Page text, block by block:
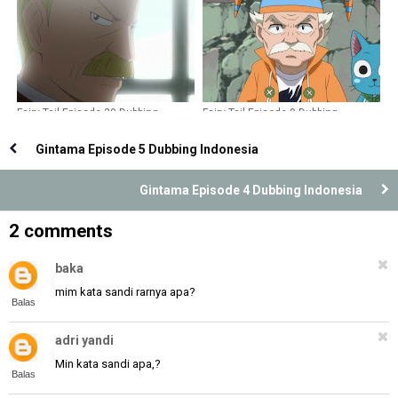
Fairy Tail Episode 29 Dubbing
Fairy Tail Episode 9 Dubbing
Gintama Episode 5 Dubbing Indonesia
Gintama Episode 4 Dubbing Indonesia
2 comments
Balas
baka
mim kata sandi rarnya apa?
Balas
adri yandi
Min kata sandi apa,?